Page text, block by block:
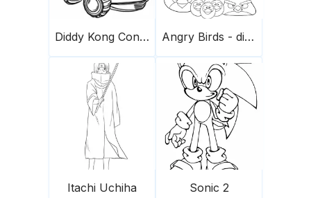
Diddy Kong Conduce Un Coche Scaled Angry Birds - die Herde
Itachi Uchiha Sonic 2